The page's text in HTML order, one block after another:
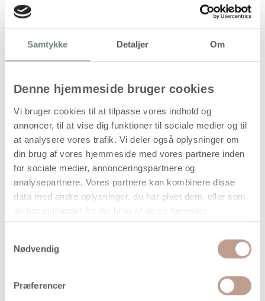
Samtykke Detaljer Om
Denne hjemmeside bruger cookies
Vi bruger cookies til at tilpasse vores indhold og
annoncer, til at vise dig funktioner til sociale medier og til
at analysere vores trafik. Vi deler også oplysninger om
din brug af vores hjemmeside med vores partnere inden
for sociale medier, annonceringspartnere og
analysepartnere. Vores partnere kan kombinere disse
data med andre oplysninger, du har givet dem, eller som
Nødvendig
Præferencer
77,25 kr.
(51,95kr.ekskl. moms)
Læg i kurven
når vi har bekræftet din ordre.